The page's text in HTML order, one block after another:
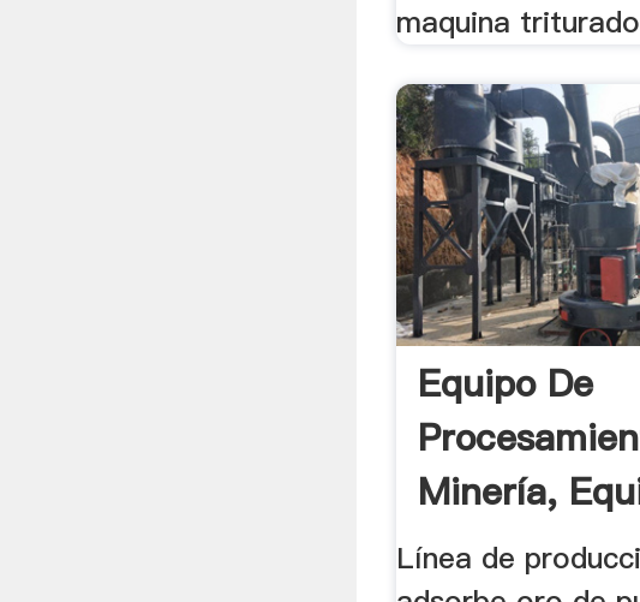
maquina
Equipo De
Minería,
Minería ...
Línea de